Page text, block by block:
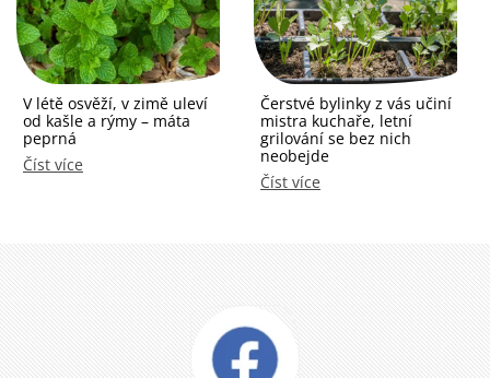
V létě osvěží, v zimě uleví
od kašle a rýmy – máta
peprná
Číst více
Čerstvé bylinky z vás učiní
mistra kuchaře, letní
grilování se bez nich
neobejde
Číst více